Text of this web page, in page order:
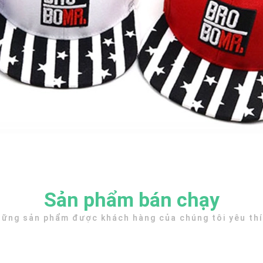
Sản phẩm bán chạy
sản phẩm được khách hàng của chúng tôi yêu